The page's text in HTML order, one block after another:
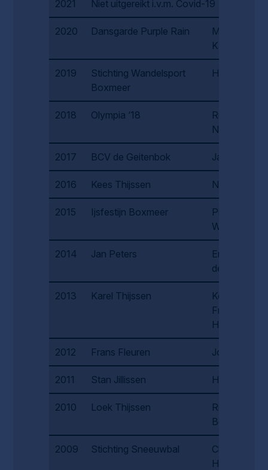
2021 Niet uitgereikt i.v.m. Covid-19
2020 Dansgarde Purple Rain
Marietje
Kampen
2019
Stichting Wandelsport
Boxmeer
Henk Thuis
2018 Olympia ‘18
Ruud
Nabuurs
2017 BCV de Geitenbok Jan Arts
2016 Kees Thijssen Nelly Nabbe
2015 Ijsfestijn Boxmeer
Piet
Walboomers
2014 Jan Peters
Emilie van
der Heijden
2013 Karel Thijssen
Koster
Frans
Hilckman
2012 Frans Fleuren Joep Dings
2011 Stan Jillissen Harrie Valk
2010 Loek Thijssen
Riek
Bernards
2009 Stichting Sneeuwbal
Chris
Hendriks